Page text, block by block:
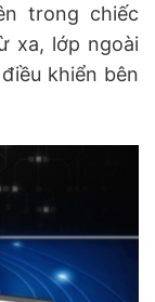
trong chiếc
xa, lớp ngoài
khiển bên